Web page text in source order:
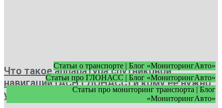
Статьи о транспорте | Блог «МониторингАвто»
Статьи про ГЛОНАСС | Блог «МониторингАвто»
Статьи про мониторинг транспорта | Блог
«МониторингАвто»
Что такое аппаратура спутниковой
навигации (АСН ГЛОНАСС) и кому ее нужно
устанавливать